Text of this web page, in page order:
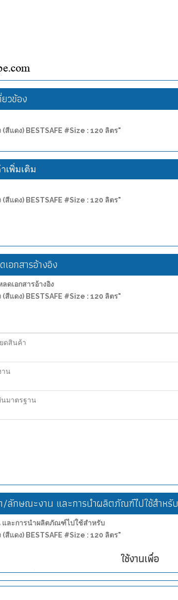
วข้อง
แดง) BESTSAFE #Size : 120 ลิตร"
เพิ่มเติม
แดง) BESTSAFE #Size : 120 ลิตร"
อกสารอ้างอิง
ดเอกสารอ้างอิง
แดง) BESTSAFE #Size : 120 ลิตร"
ดสินค้า
าน
นมาตรฐาน
/ลักษณะงาน และการนำผลิตภัณฑ์ไปใช้สำหรับ
และการนำผลิตภัณฑ์ไปใช้สำหรับ
แดง) BESTSAFE #Size : 120 ลิตร"
ใช้งานเพื่อ